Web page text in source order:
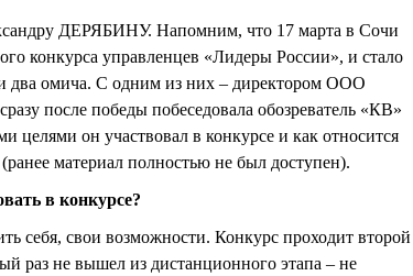
ДЕРЯБИНУ. Напомним, что 17 марта в Сочи
конкурса управленцев «Лидеры России», и стало
два омича. С одним из них – директором ООО
после победы побеседовала обозреватель «КВ»
он участвовал в конкурсе и как относится
(ранее материал полностью не был доступен).
в конкурсе?
себя, свои возможности. Конкурс проходит второй
раз не вышел из дистанционного этапа – не